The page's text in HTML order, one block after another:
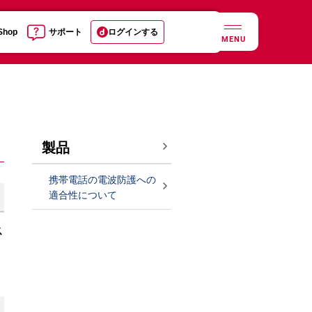
サポート ログインする
MENU
製品
携帯電話の電波防護への
適合性について